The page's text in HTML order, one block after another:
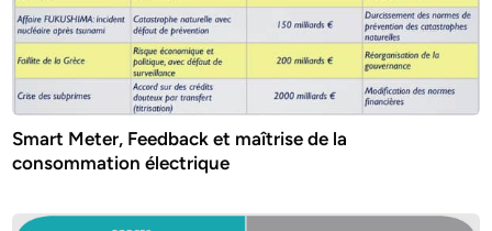
Smart Meter, Feedback et maîtrise de la
consommation électrique